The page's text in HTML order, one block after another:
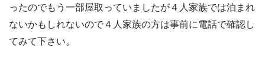
ったのでもう一部屋取っていましたが４人家族では泊まれ
ないかもしれないので４人家族の方は事前に電話で確認し
てみて下さい。